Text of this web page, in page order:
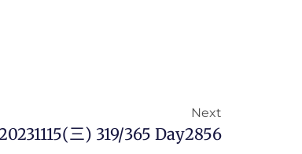
Next
三) 319/365 Day2856